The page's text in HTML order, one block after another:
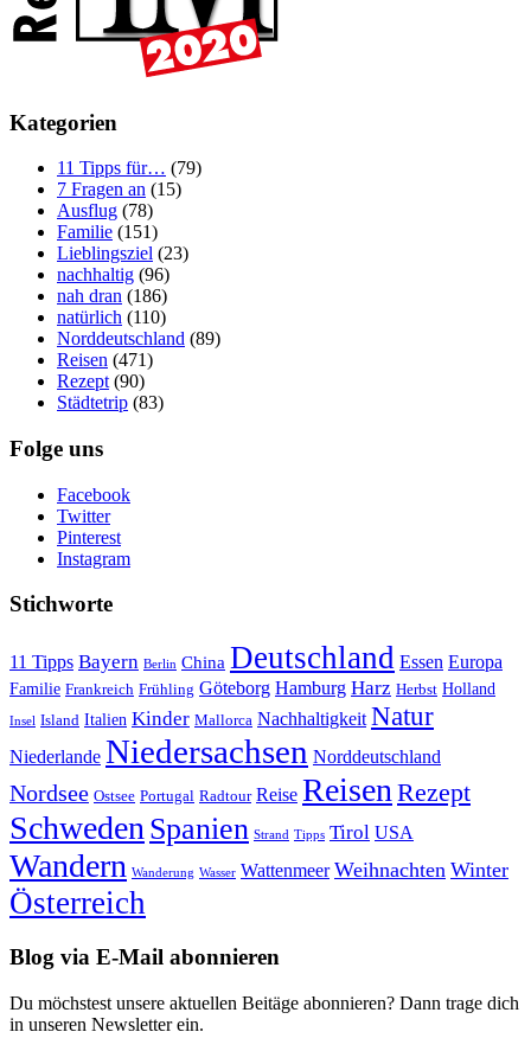
Kategorien
11 Tipps für… (79)
7 Fragen an (15)
Ausflug (78)
Familie (151)
Lieblingsziel (23)
nachhaltig (96)
nah dran (186)
natürlich (110)
Norddeutschland (89)
Reisen (471)
Rezept (90)
Städtetrip (83)
Folge uns
Facebook
Twitter
Pinterest
Instagram
Stichworte
11 Tipps Bayern Berlin China Deutschland Essen Europa
Familie Frankreich Frühling Göteborg Hamburg Harz Herbst Holland
Insel Island Italien Kinder Mallorca Nachhaltigkeit Natur
Niederlande Niedersachsen Norddeutschland
Nordsee Ostsee Portugal Radtour Reise Reisen Rezept
Schweden Spanien Strand Tipps Tirol USA
Wandern Wanderung Wasser Wattenmeer Weihnachten Winter
Österreich
Blog via E-Mail abonnieren
Du möchstest unsere aktuellen Beitäge abonnieren? Dann trage dich
in unseren Newsletter ein.